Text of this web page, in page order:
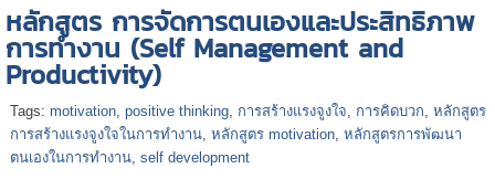
หลักสูตร การจัดการตนเองและประสิทธิภาพ
การทำงาน (Self Management and
Productivity)
Tags: motivation, positive thinking, การสร้างแรงจูงใจ การคิดบวก หลักสูตร
การสร้างแรงจูงใจในการทำงาน, หลักสูตร motivation, หลักสูตรการพัฒนา
ตนเองในการทำงาน, self development